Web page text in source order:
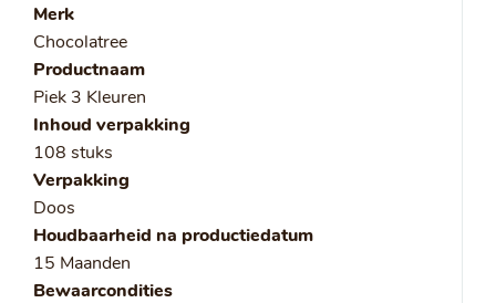
Merk
Chocolatree
Productnaam
Piek 3 Kleuren
Inhoud verpakking
108 stuks
Verpakking
Doos
Houdbaarheid na productiedatum
15 Maanden
Bewaarcondities